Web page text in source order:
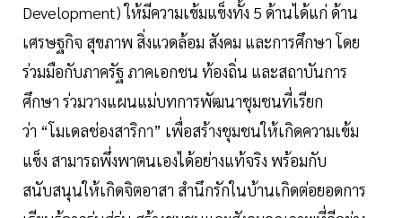
Development) ให้มีความเข้มแข็งทั้ง 5 ด้านได้แก่ ด้าน
เศรษฐกิจ สุขภาพ สิ่งแวดล้อม สังคม และการศึกษา โดย
ร่วมมือกับภาครัฐ ภาคเอกชน ท้องถิ่น และสถาบันการ
ศึกษา ร่วมวางแผนแม่บทการพัฒนาชุมชนที่เรียก
ว่า “โมเดลช่องสาริกา” เพื่อสร้างชุมชนให้เกิดความเข้ม
แข็ง สามารถพึ่งพาตนเองได้อย่างแท้จริง พร้อมกับ
สนับสนุนให้เกิดจิตอาสา สำนึกรักในบ้านเกิดต่อยอดการ